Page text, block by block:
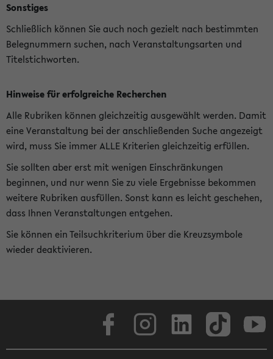
Sonstiges
Schließlich können Sie auch noch gezielt nach bestimmten
Belegnummern suchen, nach Veranstaltungsarten und
Titelstichworten.
Hinweise für erfolgreiche Recherchen
Alle Rubriken können gleichzeitig ausgewählt werden. Damit
eine Veranstaltung bei der anschließenden Suche angezeigt
wird, muss Sie immer ALLE Kriterien gleichzeitig erfüllen.
Sie sollten aber erst mit wenigen Einschränkungen
beginnen, und nur wenn Sie zu viele Ergebnisse bekommen
weitere Rubriken ausfüllen. Sonst kann es leicht geschehen,
dass Ihnen Veranstaltungen entgehen.
Sie können ein Teilsuchkriterium über die Kreuzsymbole
wieder deaktivieren.